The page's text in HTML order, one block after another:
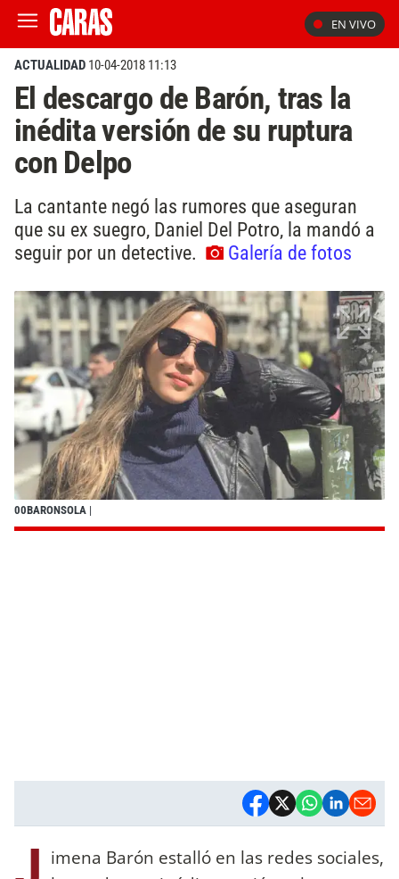
EN VIVO
ACTUALIDAD 10-04-2018 11:13
El descargo de Barón, tras la
inédita versión de su ruptura
con Delpo
La cantante negó las rumores que aseguran
que su ex suegro, Daniel Del Potro, la mandó a
seguir por un detective.
Galería de fotos
00BARONSOLA |
imena Barón estalló en las redes sociales,